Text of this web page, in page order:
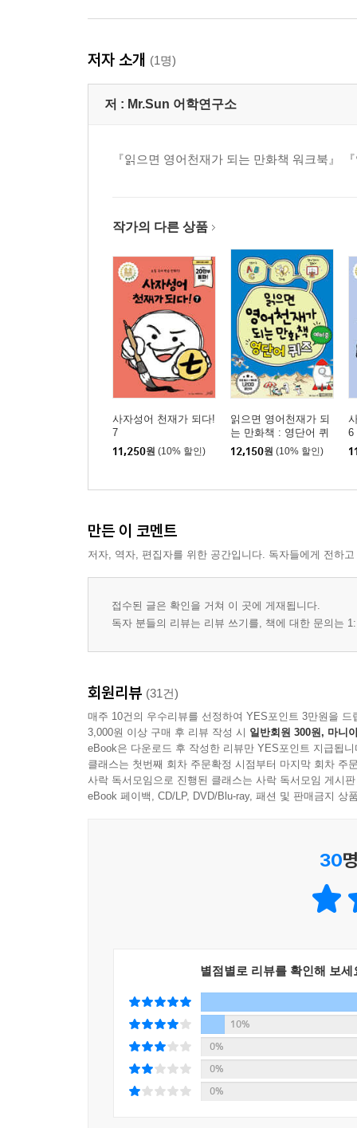
저자 소개 (1명)
저 : Mr.Sun 어학연구소
『읽으면 영어천재가 되는 만화책 워크북』
작가의 다른 상품
사자성어 천재가 되다!
7
11,250원 (10% 할인)
읽으면 영어천재가 되
는 만화책 : 영단어 퀴
즈 (예비중)
12,150원 (10% 할인)
6
만든 이 코멘트
저자, 역자, 편집자를 위한 공간입니다. 독자들에게 전하
접수된 글은 확인을 거쳐 이 곳에 게재됩니다.
독자 분들의 리뷰는 리뷰 쓰기를, 책에 대한 문의는
회원리뷰 (31건)
매주 10건의 우수리뷰를 선정하여 YES포인트 3만원을 드
3,000원 이상 구매 후 리뷰 작성 시 일반회원 300원, 마니
eBook은 다운로드 후 작성한 리뷰만 YES포인트 지급됩니
클래스는 첫번째 회차 주문확정 시점부터 마지막 회차 주
사락 독서모임으로 진행된 클래스는 사락 독서모임 게시
eBook 페이백, CD/LP, DVD/Blu-ray, 패션 및 판매금지 상
30
별점별로 리뷰를 확인해 보세
10%
0%
0%
0%